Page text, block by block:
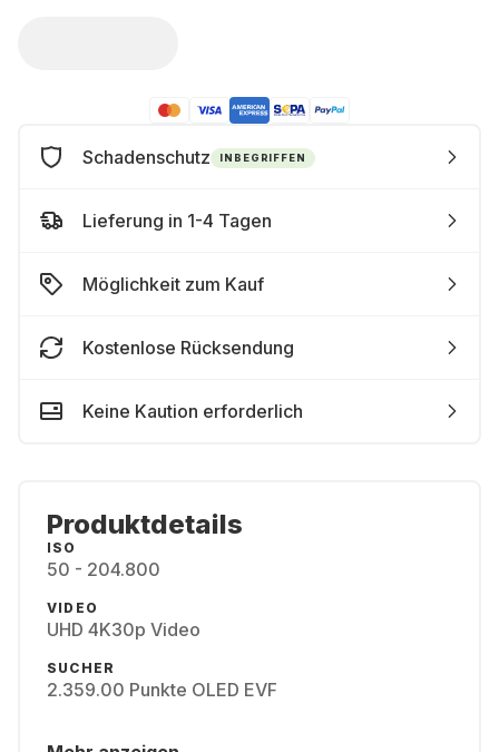
Schadenschutz INBEGRIFFEN
Lieferung in 1-4 Tagen
Möglichkeit zum Kauf
Kostenlose Rücksendung
Keine Kaution erforderlich
Produktdetails
ISO
50 - 204.800
VIDEO
UHD 4K30p Video
SUCHER
2.359.00 Punkte OLED EVF